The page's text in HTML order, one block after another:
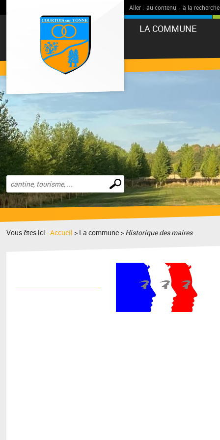
Aller : au contenu - à la recherche
LA COMMUNE
Effectuer
une
recherche
Vous êtes ici :Accueil > La commune > Historique des maires